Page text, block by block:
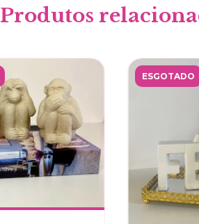
Produtos
ESGOTADO